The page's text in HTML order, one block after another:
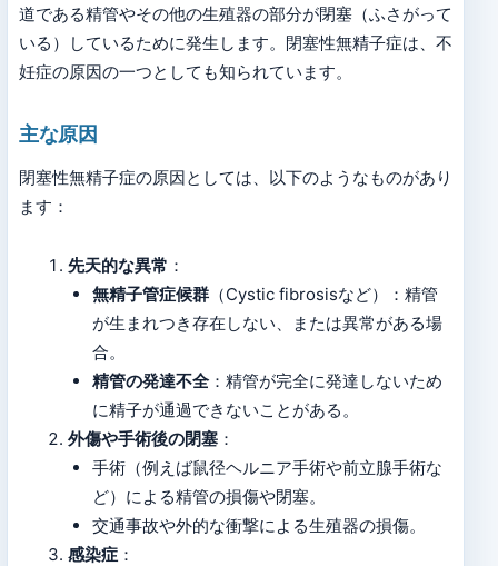
道である精管やその他の生殖器の部分が閉塞（ふさがって
いる）しているために発生します。閉塞性無精子症は、不
妊症の原因の一つとしても知られています。
主な原因
閉塞性無精子症の原因としては、以下のようなものがあり
ます：
先天的な異常 ：
無精子管症候群 （Cystic fibrosisなど）：精管
が生まれつき存在しない、または異常がある場
合。
精管の発達不全：精管が完全に発達しないため
に精子が通過できないことがある。
外傷や手術後の閉塞：
手術（例えば鼠径ヘルニア手術や前立腺手術な
ど）による精管の損傷や閉塞。
交通事故や外的な衝撃による生殖器の損傷。
感染症：